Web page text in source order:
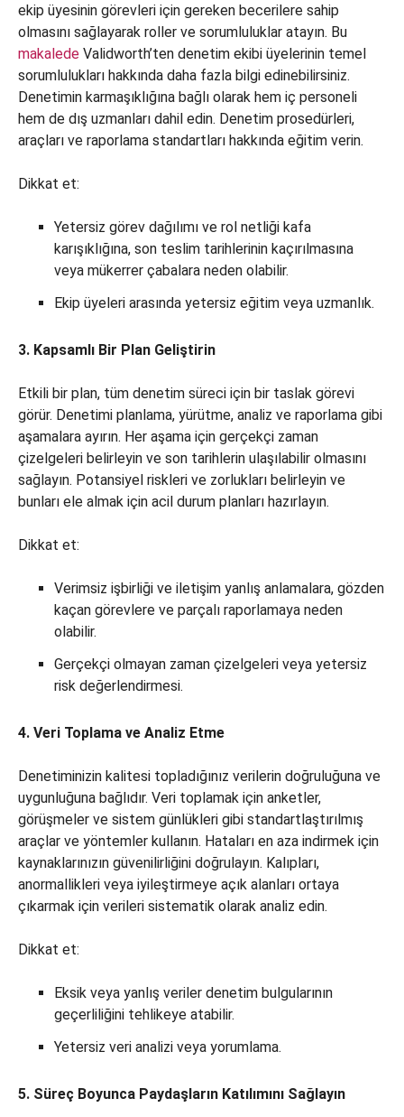
ekip üyesinin görevleri için gereken becerilere sahip
olmasını sağlayarak roller ve sorumluluklar atayın. Bu
makalede Validworth’ten denetim ekibi üyelerinin temel
sorumlulukları hakkında daha fazla bilgi edinebilirsiniz.
Denetimin karmaşıklığına bağlı olarak hem iç personeli
hem de dış uzmanları dahil edin. Denetim prosedürleri,
araçları ve raporlama standartları hakkında eğitim verin.
Dikkat et:
Yetersiz görev dağılımı ve rol netliği kafa
karışıklığına, son teslim tarihlerinin kaçırılmasına
veya mükerrer çabalara neden olabilir.
Ekip üyeleri arasında yetersiz eğitim veya uzmanlık.
3. Kapsamlı Bir Plan Geliştirin
Etkili bir plan, tüm denetim süreci için bir taslak görevi
görür. Denetimi planlama, yürütme, analiz ve raporlama gibi
aşamalara ayırın. Her aşama için gerçekçi zaman
çizelgeleri belirleyin ve son tarihlerin ulaşılabilir olmasını
sağlayın. Potansiyel riskleri ve zorlukları belirleyin ve
bunları ele almak için acil durum planları hazırlayın.
Dikkat et:
Verimsiz işbirliği ve iletişim yanlış anlamalara, gözden
kaçan görevlere ve parçalı raporlamaya neden
olabilir.
Gerçekçi olmayan zaman çizelgeleri veya yetersiz
risk değerlendirmesi.
4. Veri Toplama ve Analiz Etme
Denetiminizin kalitesi topladığınız verilerin doğruluğuna ve
uygunluğuna bağlıdır. Veri toplamak için anketler,
görüşmeler ve sistem günlükleri gibi standartlaştırılmış
araçlar ve yöntemler kullanın. Hataları en aza indirmek için
kaynaklarınızın güvenilirliğini doğrulayın. Kalıpları,
anormallikleri veya iyileştirmeye açık alanları ortaya
çıkarmak için verileri sistematik olarak analiz edin.
Dikkat et:
Eksik veya yanlış veriler denetim bulgularının
geçerliliğini tehlikeye atabilir.
Yetersiz veri analizi veya yorumlama.
5. Süreç Boyunca Paydaşların Katılımını Sağlayın